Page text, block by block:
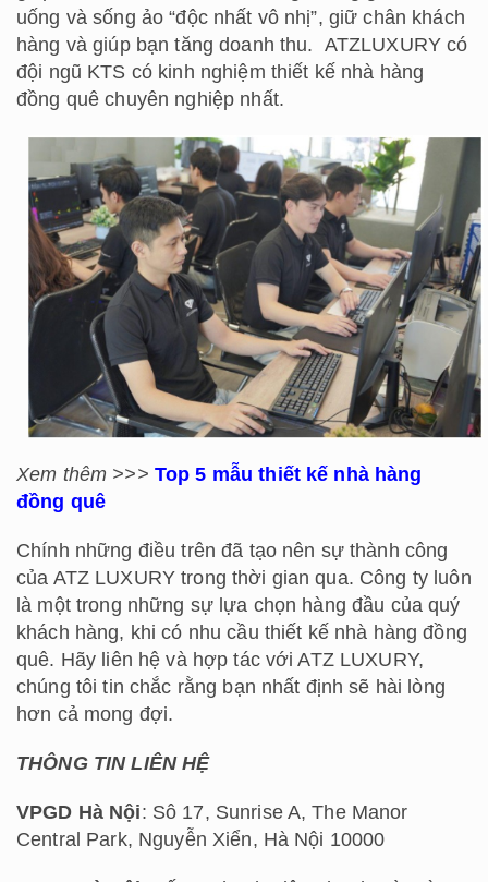
uống và sống ảo “độc nhất vô nhị”, giữ chân khách
hàng và giúp bạn tăng doanh thu. ATZLUXURY có
đội ngũ KTS có kinh nghiệm thiết kế nhà hàng
đồng quê chuyên nghiệp nhất.
Xem thêm >>> Top 5 mẫu thiết kế nhà hàng
đồng quê
Chính những điều trên đã tạo nên sự thành công
của ATZ LUXURY trong thời gian qua. Công ty luôn
là một trong những sự lựa chọn hàng đầu của quý
khách hàng, khi có nhu cầu thiết kế nhà hàng đồng
quê. Hãy liên hệ và hợp tác với ATZ LUXURY,
chúng tôi tin chắc rằng bạn nhất định sẽ hài lòng
hơn cả mong đợi.
THÔNG TIN LIÊN HỆ
VPGD Hà Nội: Sô 17, Sunrise A, The Manor
Central Park, Nguyễn Xiển, Hà Nội 10000